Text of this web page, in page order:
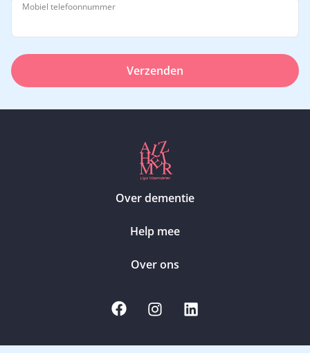
Mobiel telefoonnummer
Verzenden
Over dementie
Help mee
Over ons